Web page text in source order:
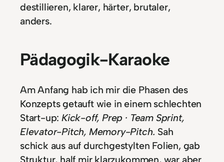
destillieren, klarer, härter, brutaler,
anders.
Pädagogik-Karaoke
Am Anfang hab ich mir die Phasen des
Konzepts getauft wie in einem schlechten
Start-up:Kick-off, Prep · Team Sprint,
Elevator-Pitch, Memory-Pitch. Sah
schick aus auf durchgestylten Folien, gab
Struktur, half mir klarzukommen, war aber